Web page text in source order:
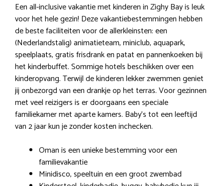
Een all-inclusive vakantie met kinderen in Zighy Bay is leuk
voor het hele gezin! Deze vakantiebestemmingen hebben
de beste faciliteiten voor de allerkleinsten: een
(Nederlandstalig) animatieteam, miniclub, aquapark,
speelplaats, gratis frisdrank en patat en pannenkoeken bij
het kinderbuffet. Sommige hotels beschikken over een
kinderopvang. Terwijl de kinderen lekker zwemmen geniet
jij onbezorgd van een drankje op het terras. Voor gezinnen
met veel reizigers is er doorgaans een speciale
familiekamer met aparte kamers. Baby’s tot een leeftijd
van 2 jaar kun je zonder kosten inchecken.
Oman is een unieke bestemming voor een
familievakantie
Minidisco, speeltuin en een groot zwembad